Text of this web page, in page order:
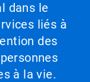
dans le
liés à
des
à la vie.